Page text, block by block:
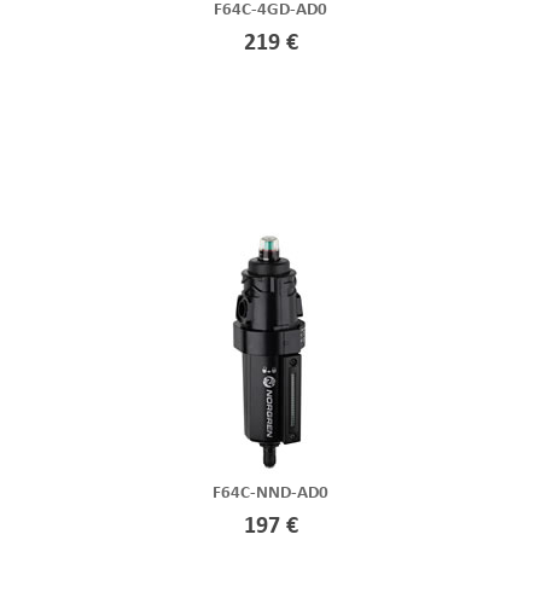
F64C-4GD-AD0
219 €
F64C-NND-AD0
197 €